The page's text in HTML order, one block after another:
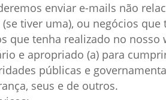
enviar e-mails não
tiver uma), ou negócios que
que tenha realizado no nosso
e apropriado (a) para
públicas e
seus e de outros.